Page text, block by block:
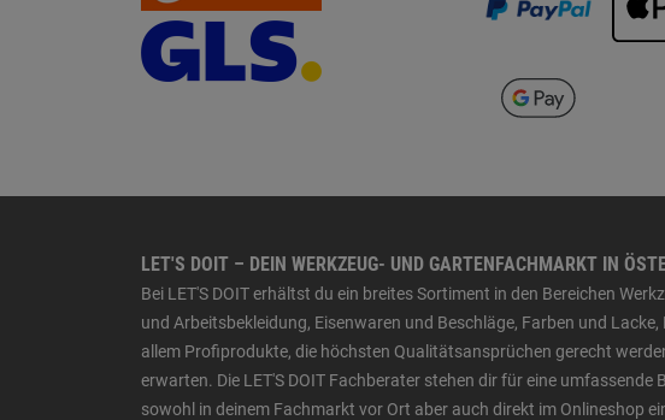
LET'S DOIT – DEIN WERKZEUG- UND GARTENFACHMARKT IN
Bei LET'S DOIT erhältst du ein breites Sortiment in den Bereichen
und Arbeitsbekleidung, Eisenwaren und Beschläge, Farben und
allem Profiprodukte, die höchsten Qualitätsansprüchen gerecht
erwarten. Die LET'S DOIT Fachberater stehen dir für eine
sowohl in deinem Fachmarkt vor Ort aber auch direkt im Onlineshop